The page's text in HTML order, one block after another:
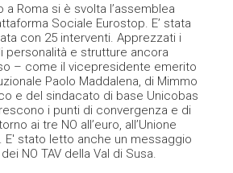
a Roma si è svolta l’assemblea
Sociale Eurostop. E’ stata
con 25 interventi. Apprezzati i
personalità e strutture ancora
– come il vicepresidente emerito
Paolo Maddalena, di Mimmo
e del sindacato di base Unicobas
i punti di convergenza e di
ai tre NO all’euro, all’Unione
E' stato letto anche un messaggio
NO TAV della Val di Susa.